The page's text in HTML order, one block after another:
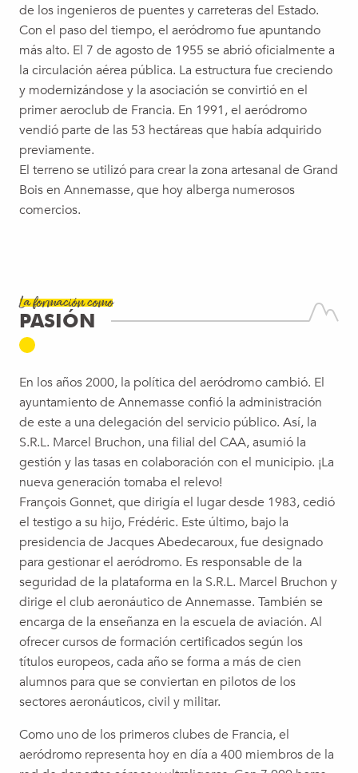
de los ingenieros de puentes y carreteras del Estado.
Con el paso del tiempo, el aeródromo fue apuntando
más alto. El 7 de agosto de 1955 se abrió oficialmente a
la circulación aérea pública. La estructura fue creciendo
y modernizándose y la asociación se convirtió en el
primer aeroclub de Francia. En 1991, el aeródromo
vendió parte de las 53 hectáreas que había adquirido
previamente.
El terreno se utilizó para crear la zona artesanal de Grand
Bois en Annemasse, que hoy alberga numerosos
comercios.
La formación como
PASIÓN
En los años 2000, la política del aeródromo cambió. El
ayuntamiento de Annemasse confió la administración
de este a una delegación del servicio público. Así, la
S.R.L. Marcel Bruchon, una filial del CAA, asumió la
gestión y las tasas en colaboración con el municipio. ¡La
nueva generación tomaba el relevo!
François Gonnet, que dirigía el lugar desde 1983, cedió
el testigo a su hijo, Frédéric. Este último, bajo la
presidencia de Jacques Abedecaroux, fue designado
para gestionar el aeródromo. Es responsable de la
seguridad de la plataforma en la S.R.L. Marcel Bruchon y
dirige el club aeronáutico de Annemasse. También se
encarga de la enseñanza en la escuela de aviación. Al
ofrecer cursos de formación certificados según los
títulos europeos, cada año se forma a más de cien
alumnos para que se conviertan en pilotos de los
sectores aeronáuticos, civil y militar.
Como uno de los primeros clubes de Francia, el
aeródromo representa hoy en día a 400 miembros de la